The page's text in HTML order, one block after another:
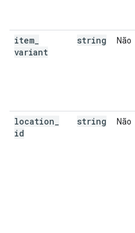
item
variant
string Não
location
id
string Não